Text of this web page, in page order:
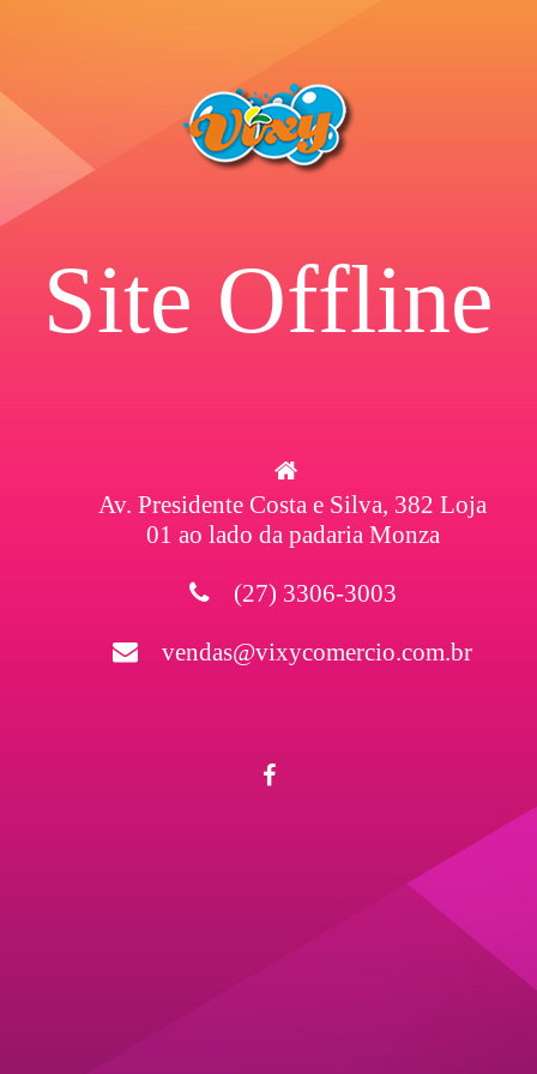
Site Offline
Av. Presidente Costa e Silva, 382 Loja
01 ao lado da padaria Monza
(27) 3306-3003
vendas@vixycomercio.com.br